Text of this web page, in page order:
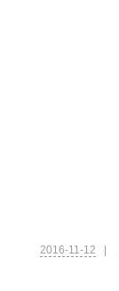
2016-11-12